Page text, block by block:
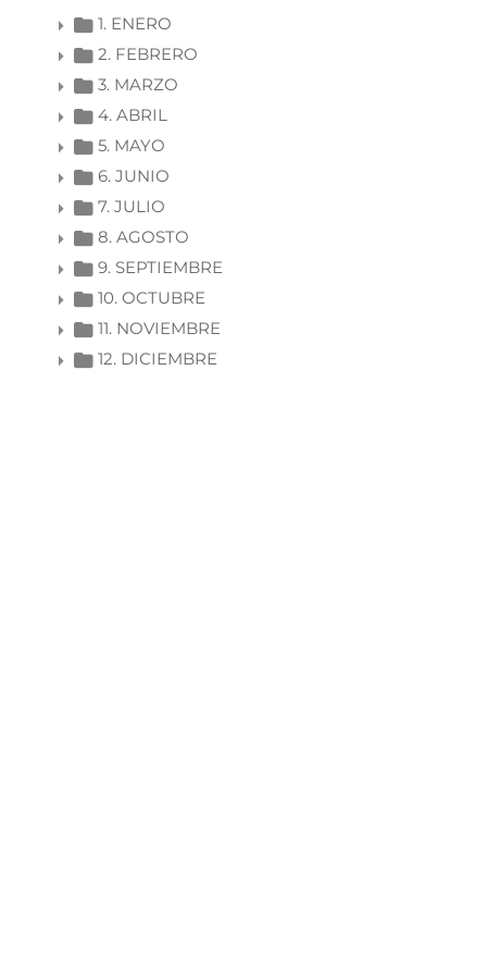
1. ENERO
2. FEBRERO
3. MARZO
4. ABRIL
5. MAYO
6. JUNIO
7. JULIO
8. AGOSTO
9. SEPTIEMBRE
10. OCTUBRE
11. NOVIEMBRE
12. DICIEMBRE